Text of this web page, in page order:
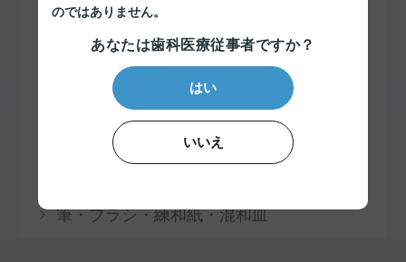
即時重合レジン
知覚過敏抑制材料
予防・衛生用品
筆・ブラシ・練和紙・混和皿
のではありません。
あなたは歯科医療従事者ですか？
はい
いいえ